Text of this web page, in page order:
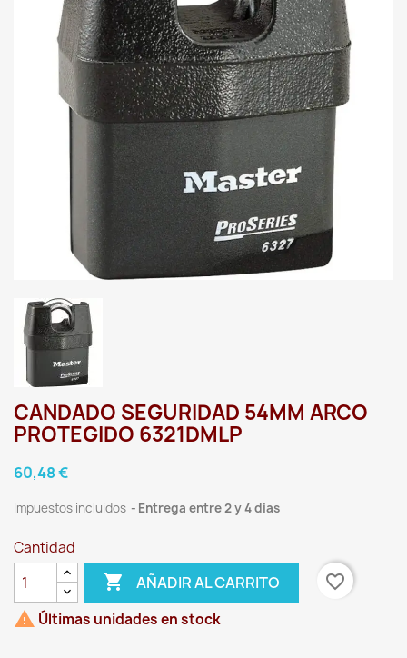
CANDADO SEGURIDAD 54MM ARCO
PROTEGIDO 6321DMLP
60,48 €
Impuestos incluidos Entrega entre 2 y 4 dias
Cantidad
 AÑADIR AL CARRITO
favorite_border
 Últimas unidades en stock